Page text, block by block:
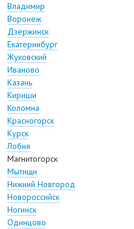
Владимир
Воронеж
Дзержинск
Екатеринбург
Жуковский
Иваново
Казань
Кириши
Коломна
Красногорск
Курск
Лобня
Магнитогорск
Мытищи
Нижний Новгород
Новороссийск
Ногинск
Одинцово